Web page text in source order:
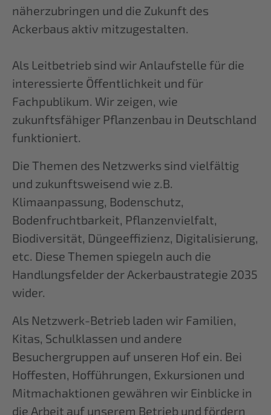
näherzubringen und die Zukunft des
Ackerbaus aktiv mitzugestalten.
Als Leitbetrieb sind wir Anlaufstelle für die
interessierte Öffentlichkeit und für
Fachpublikum. Wir zeigen, wie
zukunftsfähiger Pflanzenbau in Deutschland
funktioniert.
Die Themen des Netzwerks sind vielfältig
und zukunftsweisend wie z.B.
Klimaanpassung, Bodenschutz,
Bodenfruchtbarkeit, Pflanzenvielfalt,
Biodiversität, Düngeeffizienz, Digitalisierung,
etc. Diese Themen spiegeln auch die
Handlungsfelder der Ackerbaustrategie 2035
wider.
Als Netzwerk-Betrieb laden wir Familien,
Kitas, Schulklassen und andere
Besuchergruppen auf unseren Hof ein. Bei
Hoffesten, Hofführungen, Exkursionen und
Mitmachaktionen gewähren wir Einblicke in
die Arbeit auf unserem Betrieb und fördern